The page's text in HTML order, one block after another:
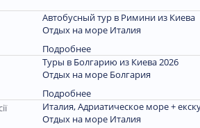
Автобусный тур в Римини из Киева
Отдых на море Италия
Подробнее
Туры в Болгарию из Киева 2026
Отдых на море Болгария
Подробнее
Италия, Адриатическое море +
Отдых на море Италия